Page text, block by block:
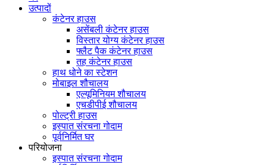
उत्पादों
कंटेनर हाउस
असेंबली कंटेनर हाउस
विस्तार योग्य कंटेनर हाउस
फ्लैट पैक कंटेनर हाउस
तह कंटेनर हाउस
हाथ धोने का स्टेशन
मोबाइल शौचालय
एल्यूमिनियम शौचालय
एचडीपीई शौचालय
पोल्ट्री हाउस
इस्पात संरचना गोदाम
पूर्वनिर्मित घर
परियोजना
इस्पात संरचना गोदाम